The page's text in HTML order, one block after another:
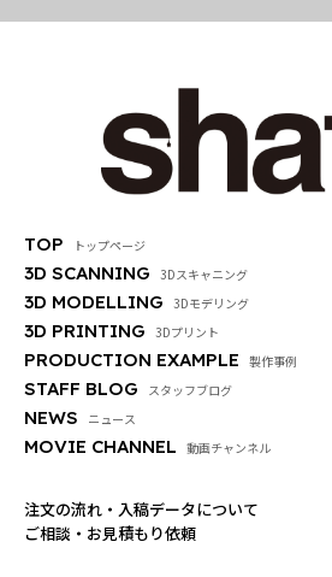
TOP トップページ
3D SCANNING 3Dスキャニング
3D MODELLING 3Dモデリング
3D PRINTING 3Dプリント
PRODUCTION EXAMPLE 製作事例
STAFF BLOG スタッフブログ
NEWS ニュース
MOVIE CHANNEL 動画チャンネル
注文の流れ・入稿データについて
ご相談・お見積もり依頼